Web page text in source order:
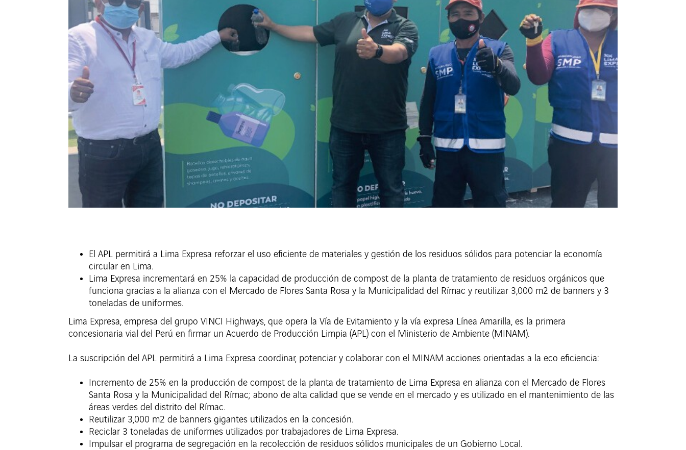
El APL permitirá a Lima Expresa reforzar el uso eficiente de materiales y gestión de los residuos sólidos para potenciar la economía
circular en Lima.
Lima Expresa incrementará en 25% la capacidad de producción de compost de la planta de tratamiento de residuos orgánicos que
funciona gracias a la alianza con el Mercado de Flores Santa Rosa y la Municipalidad del Rímac y reutilizar 3,000 m2 de banners y 3
toneladas de uniformes.
Lima Expresa, empresa del grupo VINCI Highways, que opera la Vía de Evitamiento y la vía expresa Línea Amarilla, es la primera
concesionaria vial del Perú en firmar un Acuerdo de Producción Limpia (APL) con el Ministerio de Ambiente (MINAM).
La suscripción del APL permitirá a Lima Expresa coordinar, potenciar y colaborar con el MINAM acciones orientadas a la eco eficiencia:
Incremento de 25% en la producción de compost de la planta de tratamiento de Lima Expresa en alianza con el Mercado de Flores
Santa Rosa y la Municipalidad del Rímac; abono de alta calidad que se vende en el mercado y es utilizado en el mantenimiento de las
áreas verdes del distrito del Rímac.
Reutilizar 3,000 m2 de banners gigantes utilizados en la concesión.
Reciclar 3 toneladas de uniformes utilizados por trabajadores de Lima Expresa.
Impulsar el programa de segregación en la recolección de residuos sólidos municipales de un Gobierno Local.